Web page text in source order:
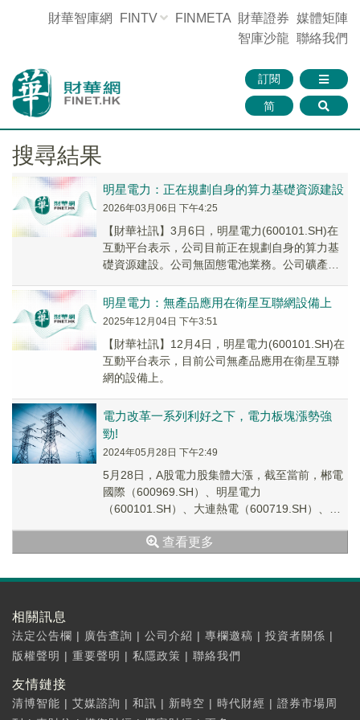
財華智庫網 FINTV FINMETA 財華證券 媒體矩陣
智庫沙龍 聯絡我們
訂閱
简
搜尋結果
明星電力：正在規劃自身的算力基礎資源建設
2026年03月06日 下午4:25
【財華社訊】3月6日，明星電力(600101.SH)在
互動平台表示，公司目前正在規劃自身的算力基
礎資源建設。公司無固態電池業務。公司礦產資
明星電力：無產品應用在衛星互聯網設備上
2025年12月04日 下午3:51
【財華社訊】12月4日，明星電力(600101.SH)在
互動平台表示，目前公司無產品應用在衛星互聯
網的設備上。
電力改革一系列利好之下，電力板塊漲勢強
勁!
2024年05月28日 下午2:49
5月28日，A股電力股集體大漲，截至當前，郴電
國際（600969.SH）、明星電力
（600101.SH）、大連熱電（600719.SH）、百
查看更多
相關訊息
法定公告欄 | 廣告查詢 | 公司介紹 | 專欄邀稿 | 投資者關係 |
版權聲明 | 重要聲明 | 私隱政策 | 聯絡我們
友情鏈接
清博智能 | 艾媒諮詢 | 和訊 | 新時空 | 時代財經 | 證券市場周